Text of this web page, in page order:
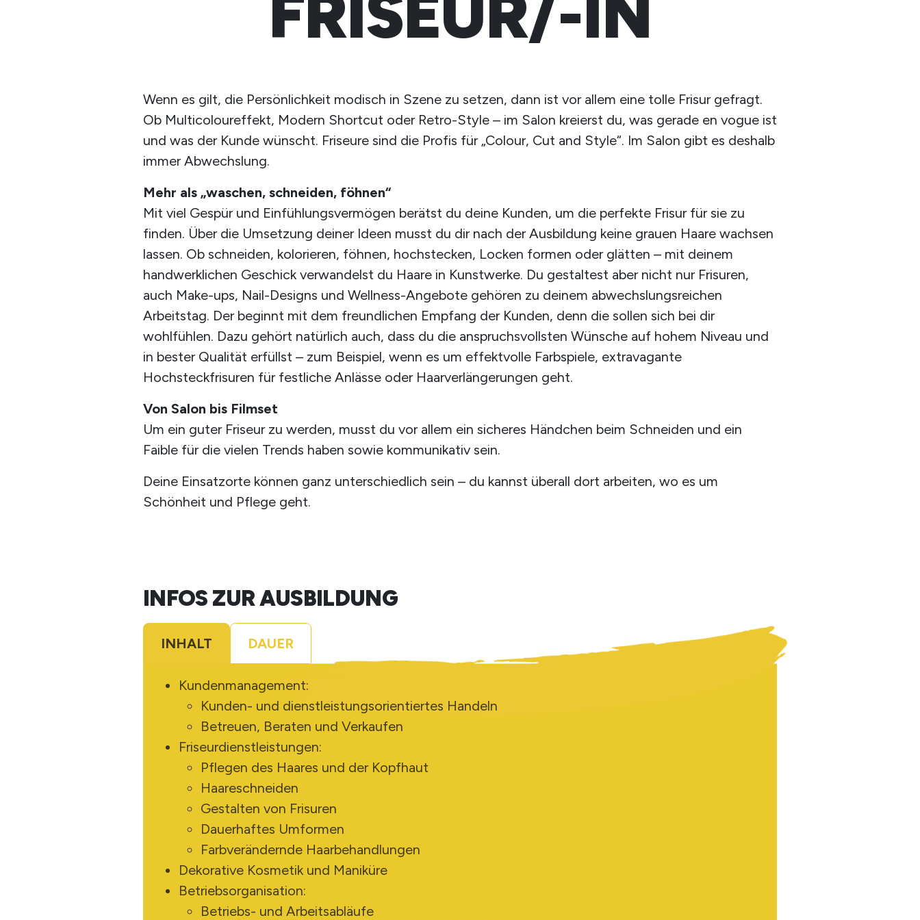
Wenn es gilt, die Persönlichkeit modisch in Szene zu setzen, dann ist vor allem eine tolle Frisur gefragt.
Ob Multicoloureffekt, Modern Shortcut oder Retro-Style – im Salon kreierst du, was gerade en vogue ist
und was der Kunde wünscht. Friseure sind die Profis für „Colour, Cut and Style“. Im Salon gibt es deshalb
immer Abwechslung.
Mehr als „waschen, schneiden, föhnen“
Mit viel Gespür und Einfühlungsvermögen berätst du deine Kunden, um die perfekte Frisur für sie zu
finden. Über die Umsetzung deiner Ideen musst du dir nach der Ausbildung keine grauen Haare wachsen
lassen. Ob schneiden, kolorieren, föhnen, hochstecken, Locken formen oder glätten – mit deinem
handwerklichen Geschick verwandelst du Haare in Kunstwerke. Du gestaltest aber nicht nur Frisuren,
auch Make-ups, Nail-Designs und Wellness-Angebote gehören zu deinem abwechslungsreichen
Arbeitstag. Der beginnt mit dem freundlichen Empfang der Kunden, denn die sollen sich bei dir
wohlfühlen. Dazu gehört natürlich auch, dass du die anspruchsvollsten Wünsche auf hohem Niveau und
in bester Qualität erfüllst – zum Beispiel, wenn es um effektvolle Farbspiele, extravagante
Hochsteckfrisuren für festliche Anlässe oder Haarverlängerungen geht.
Von Salon bis Filmset
Um ein guter Friseur zu werden, musst du vor allem ein sicheres Händchen beim Schneiden und ein
Faible für die vielen Trends haben sowie kommunikativ sein.
Deine Einsatzorte können ganz unterschiedlich sein – du kannst überall dort arbeiten, wo es um
Schönheit und Pflege geht.
INFOS ZUR AUSBILDUNG
INHALT DAUER
Kundenmanagement:
Kunden- und dienstleistungsorientiertes Handeln
Betreuen, Beraten und Verkaufen
Friseurdienstleistungen:
Pflegen des Haares und der Kopfhaut
Haareschneiden
Gestalten von Frisuren
Dauerhaftes Umformen
Farbverändernde Haarbehandlungen
Dekorative Kosmetik und Maniküre
Betriebsorganisation:
Betriebs- und Arbeitsabläufe